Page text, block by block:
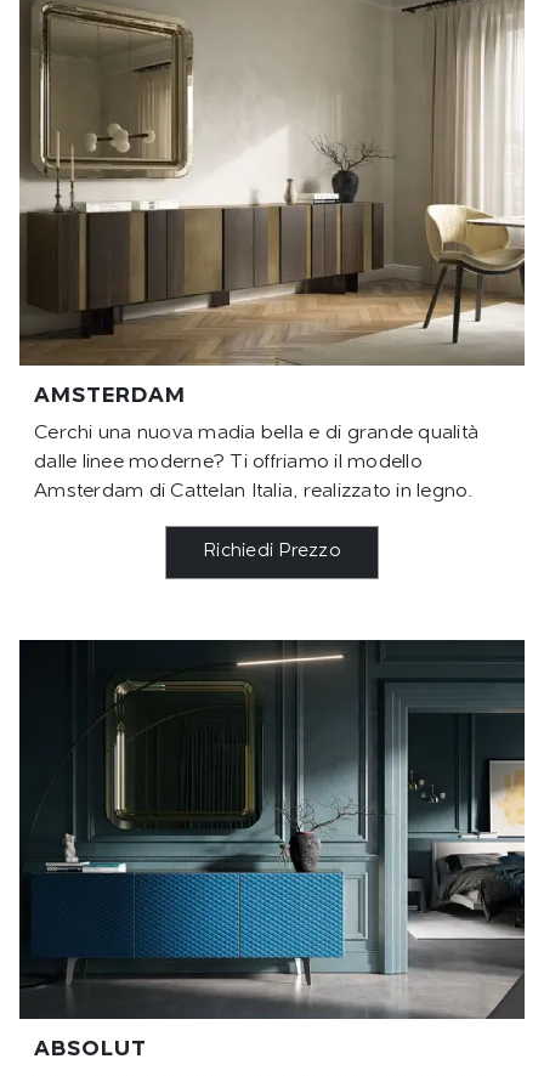
AMSTERDAM
Cerchi una nuova madia bella e di grande qualità
dalle linee moderne? Ti offriamo il modello
Amsterdam di Cattelan Italia, realizzato in legno.
Richiedi Prezzo
ABSOLUT